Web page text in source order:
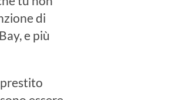
di
e più
prestito